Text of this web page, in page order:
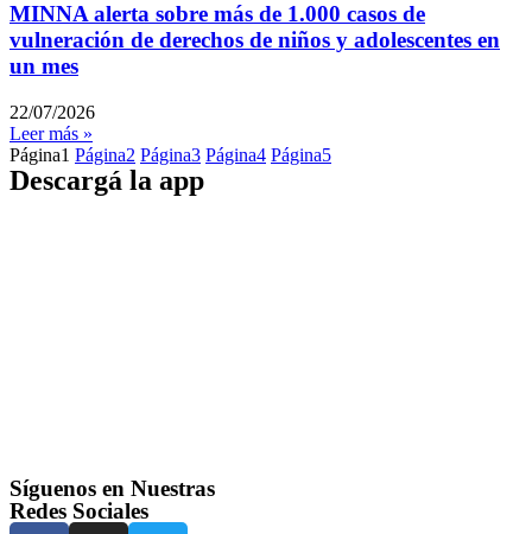
MINNA alerta sobre más de 1.000 casos de
vulneración de derechos de niños y adolescentes en
un mes
22/07/2026
Leer más »
Página1 Página2 Página3 Página4 Página5
Descargá la app
Síguenos en Nuestras
Redes Sociales